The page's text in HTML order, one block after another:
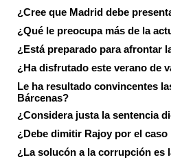
¿Cree que Madrid debe
¿Qué le preocupa más de la
¿Está preparado para afrontar
¿Ha disfrutado este verano de
Le ha resultado convincentes
Bárcenas?
¿Considera justa la sentencia
¿Debe dimitir Rajoy por el caso
¿La solucón a la corrupción es